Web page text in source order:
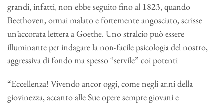
grandi, infatti, non ebbe seguito fino al 1823, quando
Beethoven, ormai malato e fortemente angosciato, scrisse
un’accorata lettera a Goethe. Uno stralcio può essere
illuminante per indagare la non-facile psicologia del nostro,
aggressiva di fondo ma spesso “servile” coi potenti
“Eccellenza! Vivendo ancor oggi, come negli anni della
giovinezza, accanto alle Sue opere sempre giovani e